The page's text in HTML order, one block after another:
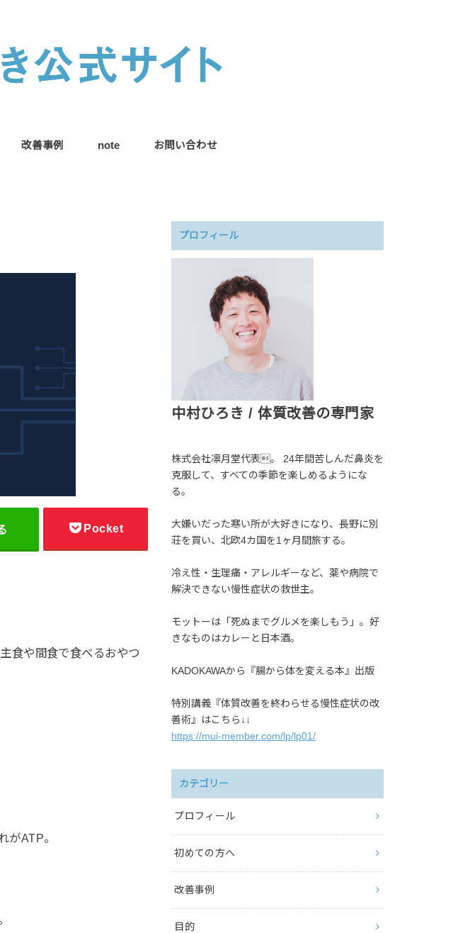
改善事例 note お問い合わせ
Pocket
食や間食で食べるおやつ
がATP。
プロフィール
中村ひろき / 体質改善の専門家
株式会社凛月堂代表。 24年間苦しんだ鼻炎を
克服して、すべての季節を楽しめるようにな
る。
大嫌いだった寒い所が大好きになり、長野に別
荘を買い、北欧4カ国を1ヶ月間旅する。
冷え性・生理痛・アレルギーなど、薬や病院で
解決できない慢性症状の救世主。
モットーは「死ぬまでグルメを楽しもう」。好
きなものはカレーと日本酒。
KADOKAWAから『腸から体を変える本』出版
特別講義『体質改善を終わらせる慢性症状の改
善術』はこちら↓↓
https://mui-member.com/lp/lp01/
カテゴリー
プロフィール
初めての方へ
改善事例
目的